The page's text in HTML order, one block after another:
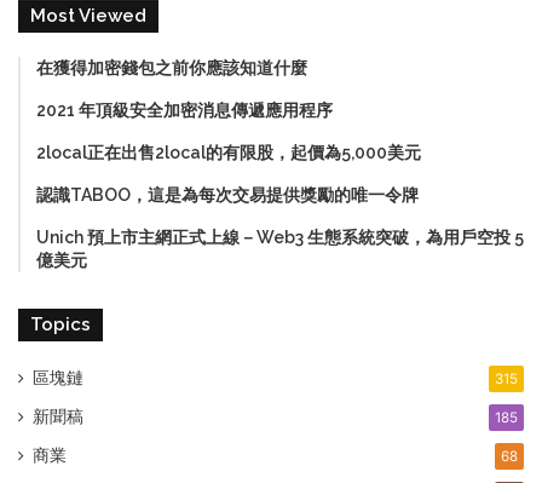
Most Viewed
在獲得加密錢包之前你應該知道什麼
2021 年頂級安全加密消息傳遞應用程序
2local正在出售2local的有限股，起價為5,000美元
認識TABOO，這是為每次交易提供獎勵的唯一令牌
Unich 預上市主網正式上線－Web3 生態系統突破，為用戶空投 5
億美元
Topics
區塊鏈 315
新聞稿 185
商業 68